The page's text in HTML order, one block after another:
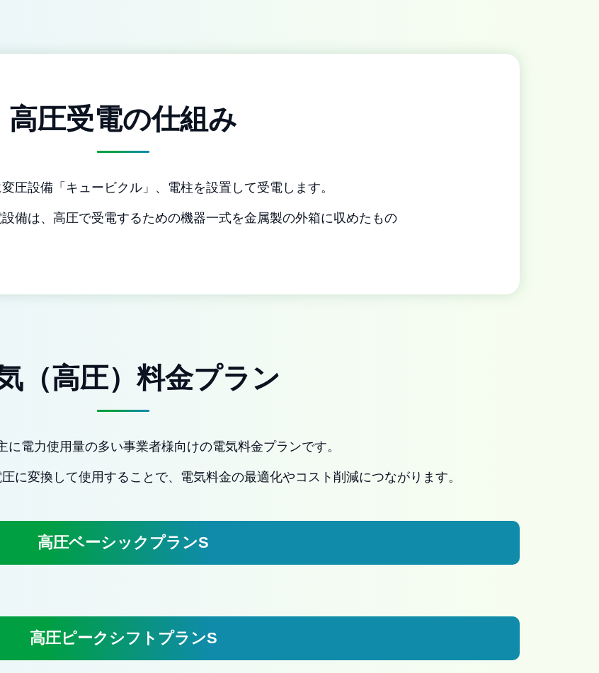
高圧受電の仕組み
圧設備「キュービクル」、電柱を設置して受電します。
備は、高圧で受電するための機器一式を金属製の外箱に収めたもの
（高圧）料金プラン
に電力使用量の多い事業者様向けの電気料金プランです。
に変換して使用することで、電気料金の最適化やコスト削減につながります。
高圧ベーシックプランS
高圧ピークシフトプランS